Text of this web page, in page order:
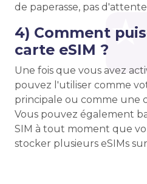
de paperasse, pas
4) Comment
carte eSIM ?
Une fois que vous avez
pouvez l'utiliser comme
principale ou comme une
Vous pouvez également
SIM à tout moment que
stocker plusieurs eSIMs